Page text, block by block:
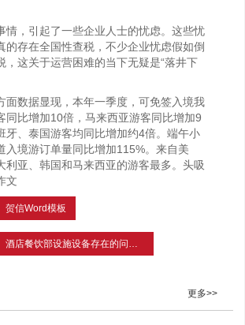
，引起了一些企业人士的忧虑。这些忧
的存在全国性查税，不少企业忧虑假如倒
，这关于运营困难的当下无疑是“落井下
数据显现，本年一季度，可免签入境我
同比增加10倍，马来西亚游客同比增加9
牙、泰国游客均同比增加约4倍。端午小
入境游订单量同比增加115%。来自美
利亚、韩国和马来西亚的游客最多。头吸
文
贺信Word模板
酒店餐饮部设施设备存在的问题及对策
更多>>